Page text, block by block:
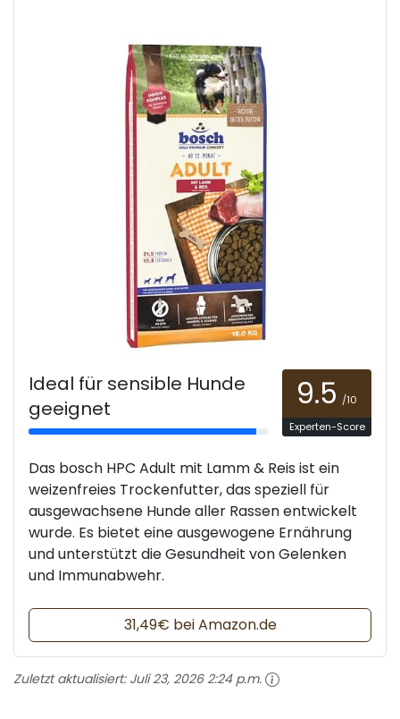
Ideal für sensible Hunde
geeignet
9.5 /10
Experten-Score
Das bosch HPC Adult mit Lamm & Reis ist ein
weizenfreies Trockenfutter, das speziell für
ausgewachsene Hunde aller Rassen entwickelt
wurde. Es bietet eine ausgewogene Ernährung
und unterstützt die Gesundheit von Gelenken
und Immunabwehr.
31,49€ bei Amazon.de
Zuletzt aktualisiert: Juli 23, 2026 2:24 p.m.